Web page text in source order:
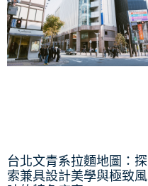
台北文青系拉麵地圖：探
索兼具設計美學與極致風